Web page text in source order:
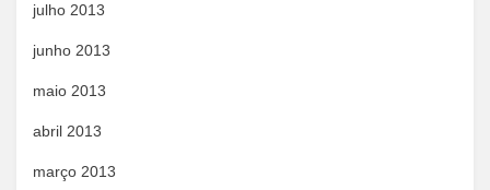
julho 2013
junho 2013
maio 2013
abril 2013
março 2013